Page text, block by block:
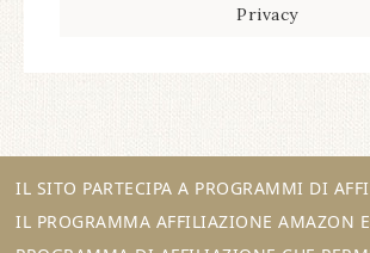
Privacy
IL SITO PARTECIPA A PROGRAMMI DI
IL PROGRAMMA AFFILIAZIONE AMAZON